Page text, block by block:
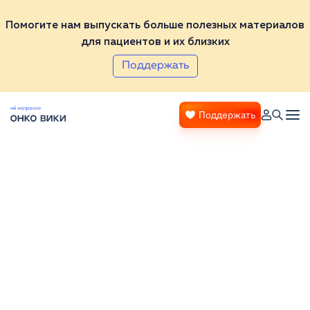
Помогите нам выпускать больше полезных материалов
для пациентов и их близких
Поддержать
Поддержать